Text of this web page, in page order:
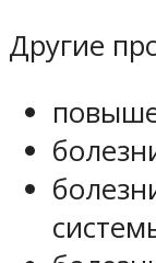
Другие